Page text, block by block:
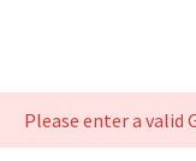
Please enter a valid